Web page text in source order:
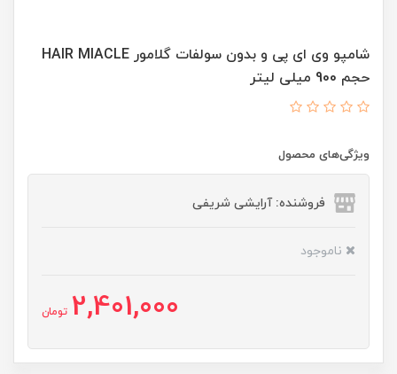
شامپو وی ای پی و بدون سولفات گلامور HAIR MIACLE
حجم 900 میلی لیتر
ویژگی‌های محصول
فروشنده: آرایشی شریفی
ناموجود
2,401,000 تومان